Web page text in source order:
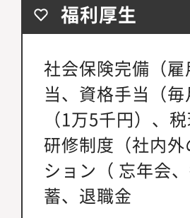
福利厚生
社会保険完備（
当、資格手当（
（1万5千円）、
研修制度（社内
ション（ 忘年会
蓄、退職金